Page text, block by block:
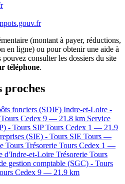
(montant à payer, réductions,
en ligne) ou pour obtenir une aide à
consulter les dossiers du site
téléphone.
proches
fonciers (SDIF) Indre-et-Loire -
Tours Cedex 9 — 21.8 km Service
- Tours SIP Tours Cedex 1 — 21.9
(SIE) - Tours SIE Tours —
Tours Trésorerie Tours Cedex 1 —
d'Indre-et-Loire Trésorerie Tours
gestion comptable (SGC) - Tours
Cedex 9 — 21.9 km